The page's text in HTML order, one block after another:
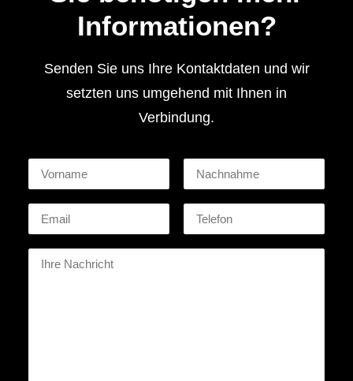
Informationen?
Senden Sie uns Ihre Kontaktdaten und wir
setzten uns umgehend mit Ihnen in
Verbindung.